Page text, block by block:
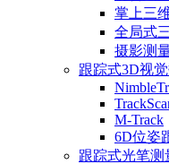
掌上三
全局式
摄影测
跟踪式3D视
M-Track
6D位姿
跟踪式光笔测